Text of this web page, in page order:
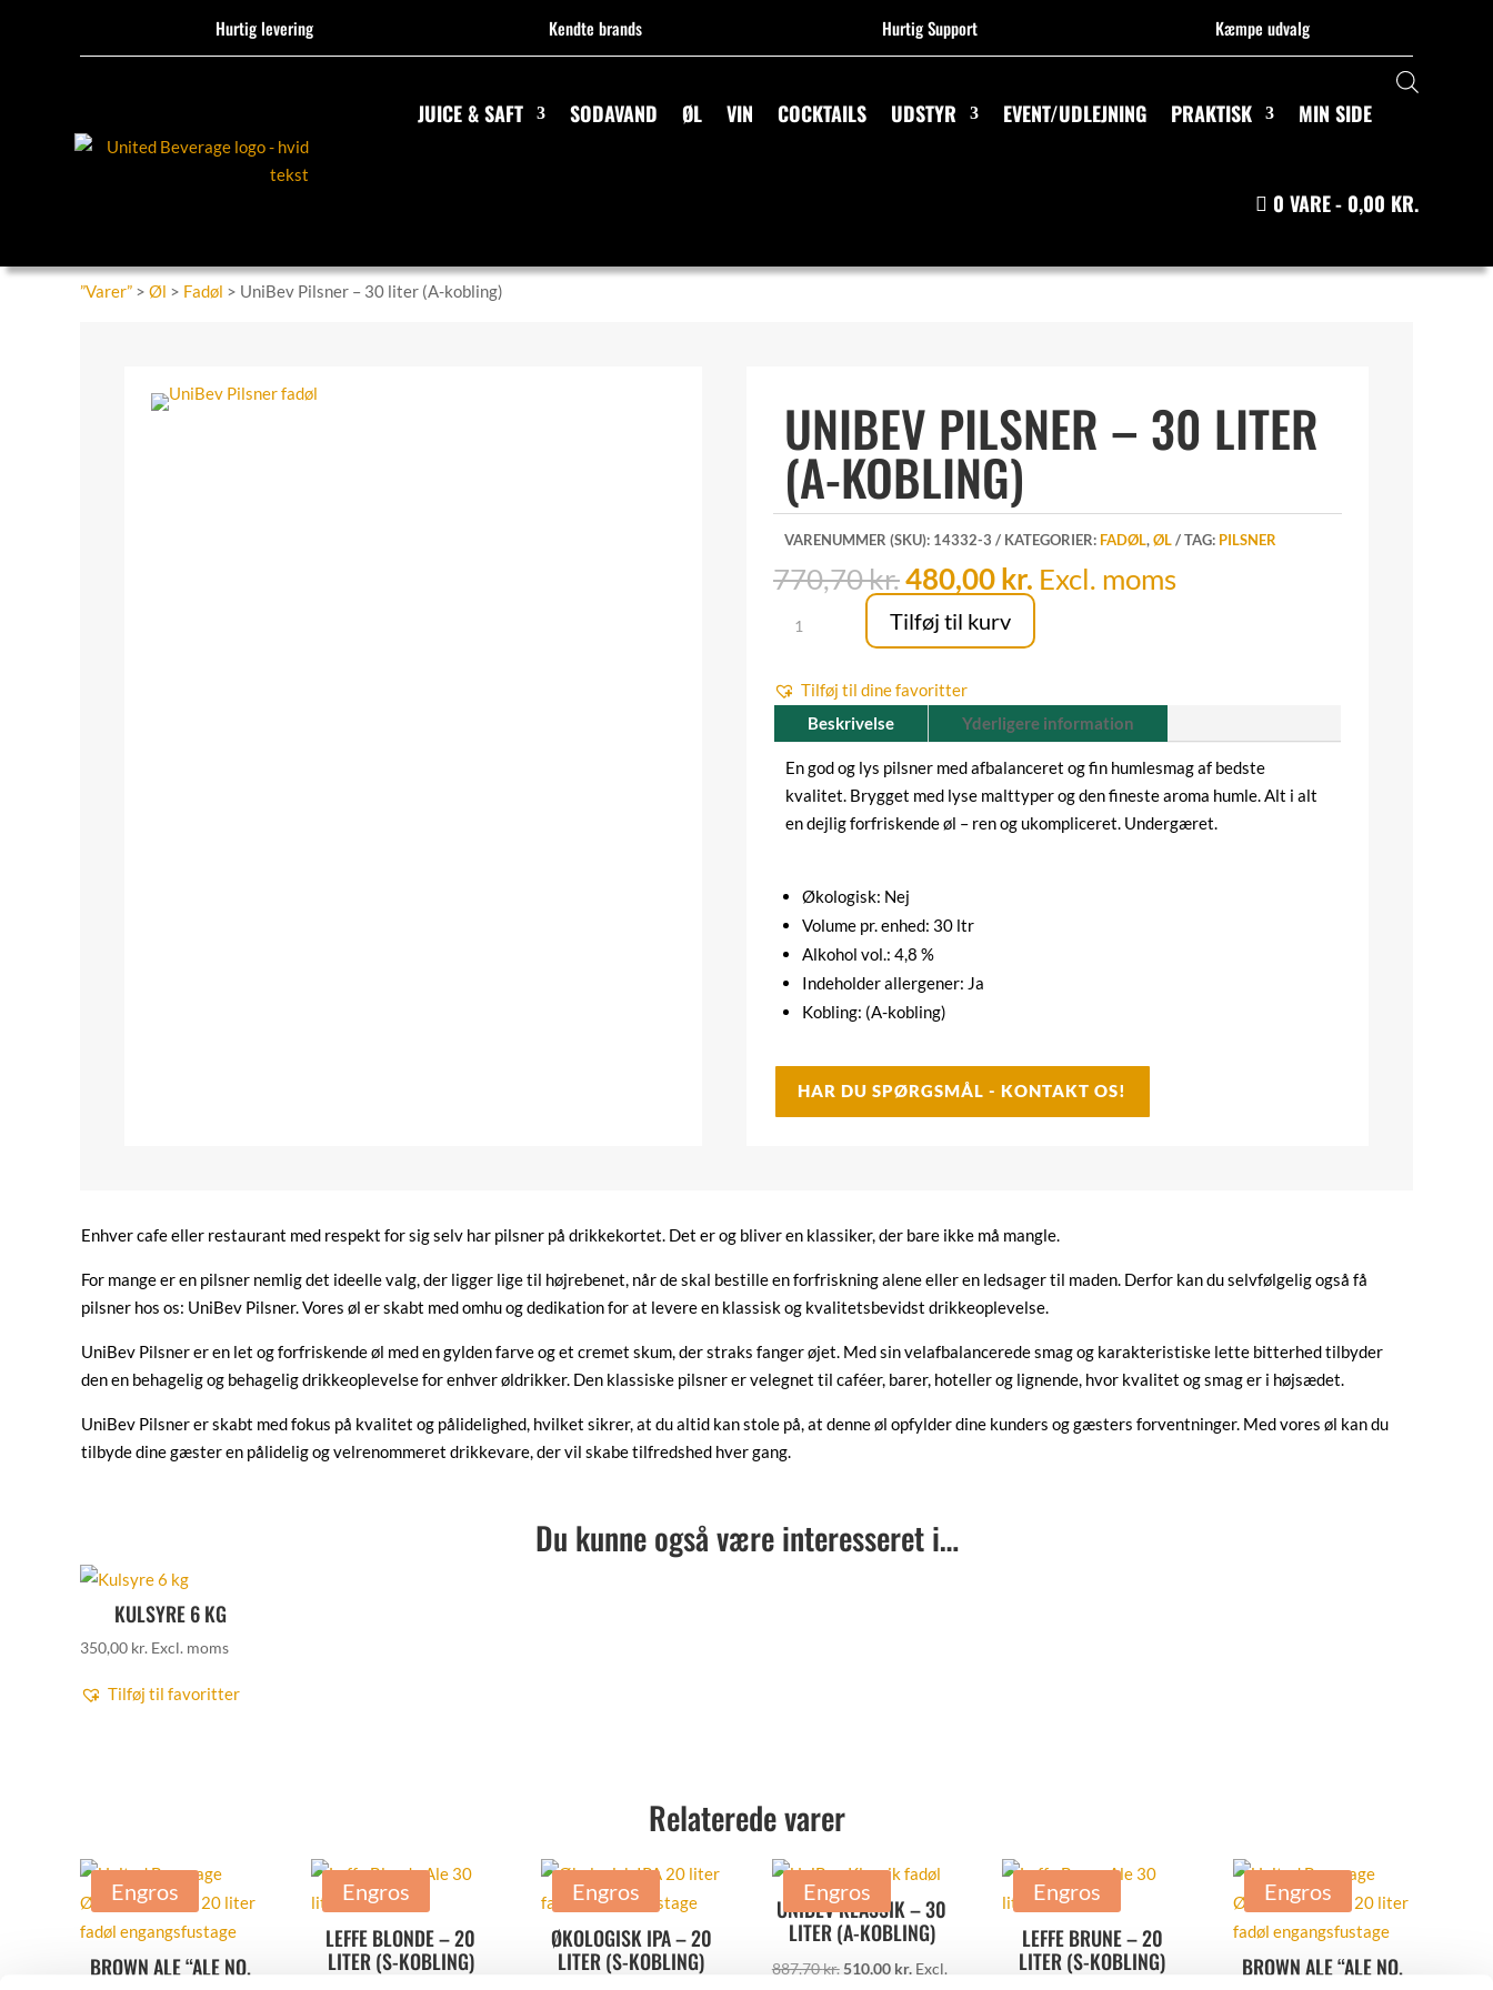
Hurtig levering Kendte brands Hurtig Support Kæmpe udvalg
JUICE & SAFT SODAVAND ØL VIN COCKTAILS UDSTYR EVENT/UDLEJNING PRAKTISK MIN SIDE
0 VARE 0,00 KR.
”Varer” > Øl > Fadøl > UniBev Pilsner – 30 liter (A-kobling)
UNIBEV PILSNER – 30 LITER
(A-KOBLING)
VARENUMMER (SKU): 14332-3 KATEGORIER: FADØL,ØL TAG: PILSNER
770,70kr.Den
oprindelige
pris
var:
770,70 kr..
480,00kr. Den
aktuelle
pris
Excl. moms
Pilsner
30
(A-
kobling)
antal
Tilføj til kurv
Tilføj til dine favoritter
Beskrivelse
Yderligere information
En god og lys pilsner med afbalanceret og fin humlesmag af bedste
kvalitet. Brygget med lyse malttyper og den fineste aroma humle. Alt i alt
en dejlig forfriskende øl – ren og ukompliceret. Undergæret.
Økologisk: Nej
Volume pr. enhed: 30 ltr
Alkohol vol.: 4,8 %
Indeholder allergener: Ja
Kobling: (A-kobling)
HAR DU SPØRGSMÅL - KONTAKT OS!
Enhver cafe eller restaurant med respekt for sig selv har pilsner på drikkekortet. Det er og bliver en klassiker, der bare ikke må mangle.
For mange er en pilsner nemlig det ideelle valg, der ligger lige til højrebenet, når de skal bestille en forfriskning alene eller en ledsager til maden. Derfor kan du selvfølgelig også få
pilsner hos os: UniBev Pilsner. Vores øl er skabt med omhu og dedikation for at levere en klassisk og kvalitetsbevidst drikkeoplevelse.
UniBev Pilsner er en let og forfriskende øl med en gylden farve og et cremet skum, der straks fanger øjet. Med sin velafbalancerede smag og karakteristiske lette bitterhed tilbyder
den en behagelig og behagelig drikkeoplevelse for enhver øldrikker. Den klassiske pilsner er velegnet til caféer, barer, hoteller og lignende, hvor kvalitet og smag er i højsædet.
UniBev Pilsner er skabt med fokus på kvalitet og pålidelighed, hvilket sikrer, at du altid kan stole på, at denne øl opfylder dine kunders og gæsters forventninger. Med vores øl kan du
tilbyde dine gæster en pålidelig og velrenommeret drikkevare, der vil skabe tilfredshed hver gang.
Du kunne også være interesseret i…
KULSYRE 6 KG
350,00 kr. Excl. moms
Tilføj til favoritter
Relaterede varer
Engros
BROWN ALE “ALE NO.
Engros
LEFFE BLONDE – 20
LITER (S-KOBLING)
Engros
ØKOLOGISK IPA – 20
LITER (S-KOBLING)
Engros
UNIBEV KLASSIK – 30
LITER (A-KOBLING)
887,70kr. Den
510,00 kr. Den
Excl.
Engros
LEFFE BRUNE – 20
LITER (S-KOBLING)
Engros
BROWN ALE “ALE NO.